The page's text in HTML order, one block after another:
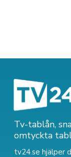
Tv-tablån,
omtyckta
tv24.se hjälper